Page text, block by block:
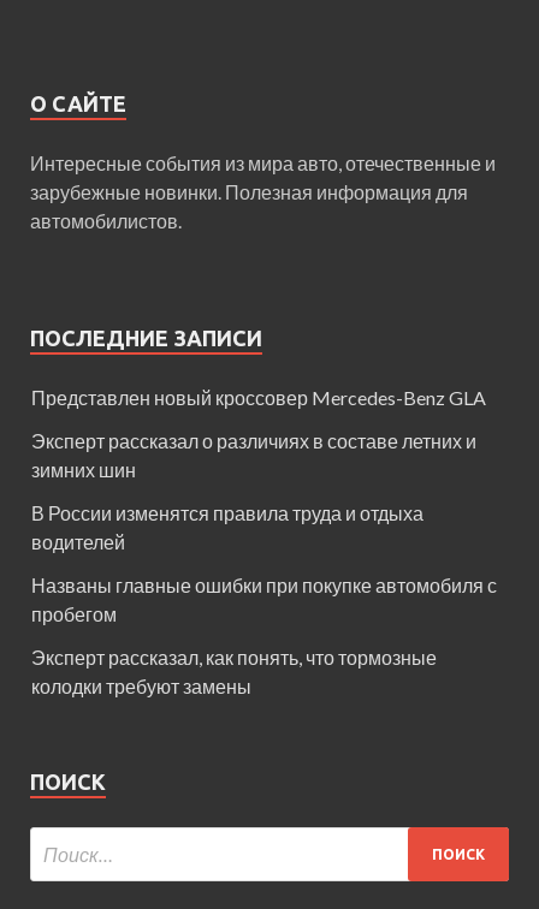
О САЙТЕ
Интересные события из мира авто, отечественные и
зарубежные новинки. Полезная информация для
автомобилистов.
ПОСЛЕДНИЕ ЗАПИСИ
Представлен новый кроссовер Mercedes-Benz GLA
Эксперт рассказал о различиях в составе летних и
зимних шин
В России изменятся правила труда и отдыха
водителей
Названы главные ошибки при покупке автомобиля с
пробегом
Эксперт рассказал, как понять, что тормозные
колодки требуют замены
ПОИСК